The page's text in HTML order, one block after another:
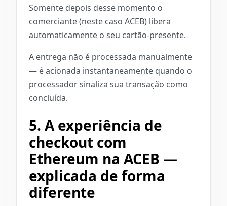
Somente depois desse momento o
comerciante (neste caso ACEB) libera
automaticamente o seu cartão-presente.
A entrega não é processada manualmente
— é acionada instantaneamente quando o
processador sinaliza sua transação como
concluída.
5. A experiência de
checkout com
Ethereum na ACEB —
explicada de forma
diferente